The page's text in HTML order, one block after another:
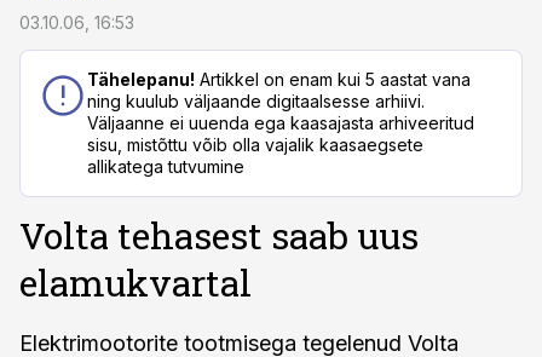
03.10.06, 16:53
Tähelepanu! Artikkel on enam kui 5 aastat vana
ning kuulub väljaande digitaalsesse arhiivi.
Väljaanne ei uuenda ega kaasajasta arhiveeritud
sisu, mistõttu võib olla vajalik kaasaegsete
allikatega tutvumine
Volta tehasest saab uus
elamukvartal
Elektrimootorite tootmisega tegelenud Volta